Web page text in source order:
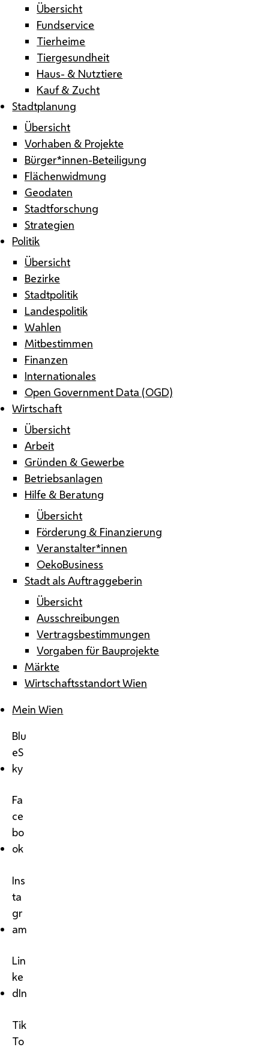
Übersicht
Fundservice
Tierheime
Tiergesundheit
Haus- & Nutztiere
Kauf & Zucht
Stadtplanung
Übersicht
Vorhaben & Projekte
Bürger*innen-Beteiligung
Flächenwidmung
Geodaten
Stadtforschung
Strategien
Politik
Übersicht
Bezirke
Stadtpolitik
Landespolitik
Wahlen
Mitbestimmen
Finanzen
Internationales
Open Government Data (OGD)
Wirtschaft
Übersicht
Arbeit
Gründen & Gewerbe
Betriebsanlagen
Hilfe & Beratung
Übersicht
Förderung & Finanzierung
Veranstalter*innen
OekoBusiness
Stadt als Auftraggeberin
Übersicht
Ausschreibungen
Vertragsbestimmungen
Vorgaben für Bauprojekte
Märkte
Wirtschaftsstandort Wien
Mein Wien
Blu
eS
ky
Fa
ce
bo
ok
Ins
ta
gr
am
Lin
ke
dIn
Tik
To